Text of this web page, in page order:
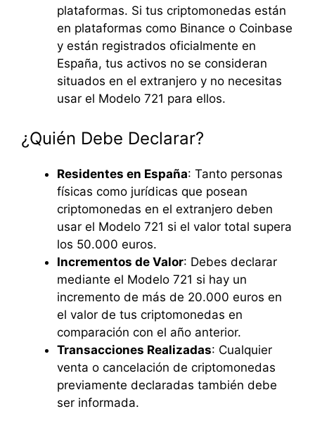
plataformas. Si tus criptomonedas están
en plataformas como Binance o Coinbase
y están registrados oficialmente en
España, tus activos no se consideran
situados en el extranjero y no necesitas
usar el Modelo 721 para ellos.
¿Quién Debe Declarar?
Residentes en España: Tanto personas
físicas como jurídicas que posean
criptomonedas en el extranjero deben
usar el Modelo 721 si el valor total supera
los 50.000 euros.
Incrementos de Valor: Debes declarar
mediante el Modelo 721 si hay un
incremento de más de 20.000 euros en
el valor de tus criptomonedas en
comparación con el año anterior.
Transacciones Realizadas: Cualquier
venta o cancelación de criptomonedas
previamente declaradas también debe
ser informada.